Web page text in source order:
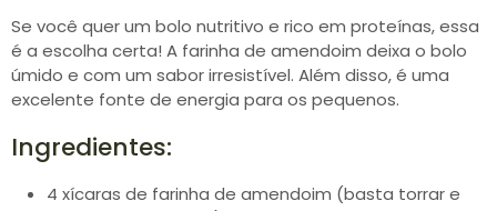
Se você quer um bolo nutritivo e rico em proteínas, essa
é a escolha certa! A farinha de amendoim deixa o bolo
úmido e com um sabor irresistível. Além disso, é uma
excelente fonte de energia para os pequenos.
Ingredientes:
4 xícaras de farinha de amendoim (basta torrar e